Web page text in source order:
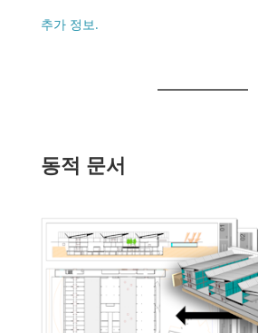
추가 정보.
동적 문서